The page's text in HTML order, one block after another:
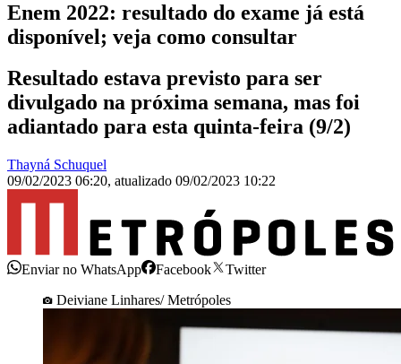
Enem 2022: resultado do exame já está
disponível; veja como consultar
Resultado estava previsto para ser
divulgado na próxima semana, mas foi
adiantado para esta quinta-feira (9/2)
Thayná Schuquel
09/02/2023 06:20, atualizado 09/02/2023 10:22
Enviar no WhatsApp Facebook
Twitter
Deiviane Linhares/ Metrópoles